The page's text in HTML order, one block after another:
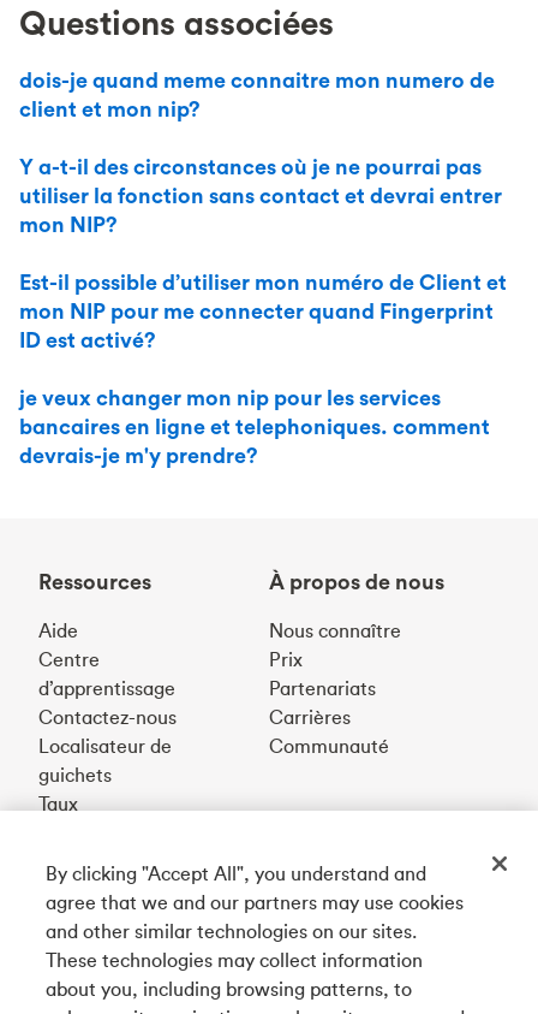
Questions associées
dois-je quand meme connaitre mon numero de
client et mon nip?
Y a-t-il des circonstances où je ne pourrai pas
utiliser la fonction sans contact et devrai entrer
mon NIP?
Est-il possible d’utiliser mon numéro de Client et
mon NIP pour me connecter quand Fingerprint
ID est activé?
je veux changer mon nip pour les services
bancaires en ligne et telephoniques. comment
devrais-je m'y prendre?
Ressources
Aide
Centre
d’apprentissage
Contactez-nous
Localisateur de
guichets
Taux
À propos de nous
Nous connaître
Prix
Partenariats
Carrières
Communauté
Téléchargez notre appli
Connectez-vous avec nous
By clicking "Accept All", you understand and
agree that we and our partners may use cookies
and other similar technologies on our sites.
These technologies may collect information
about you, including browsing patterns, to